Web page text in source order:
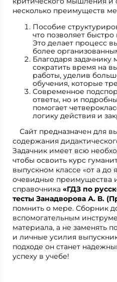
несколько преимуществ
Пособие
что позволяет
Это делает процесс
более
Благодаря задачнику
сократить время на
работы, уделив
обучения, которые
Современное
ответы, но и
помогает
логику действия и
Сайт предназначен для
содержания
Задачник имеет всю
чтобы освоить курс
выпускном классе «от а до
очевидные преимущества
справочника «ГДЗ по
тесты Занадворова А. В.
помнить о мере. Сборник
вспомогательным
материала, а не заменять
и личные усилия
подходе он станет
успеху в учебе!